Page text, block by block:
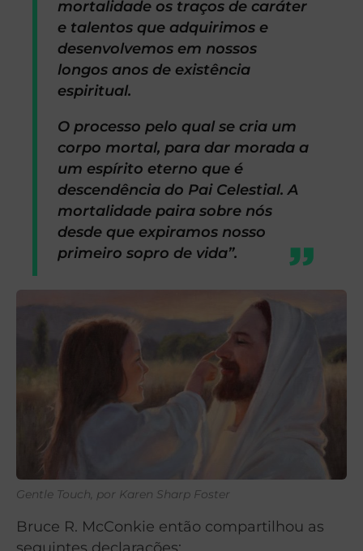
mortalidade os traços de caráter
e talentos que adquirimos e
desenvolvemos em nossos
longos anos de existência
espiritual.
O processo pelo qual se cria um
corpo mortal, para dar morada a
um espírito eterno que é
descendência do Pai Celestial. A
mortalidade paira sobre nós
desde que expiramos nosso
primeiro sopro de vida”.
Gentle Touch, por Karen Sharp Foster
Bruce R. McConkie então compartilhou as